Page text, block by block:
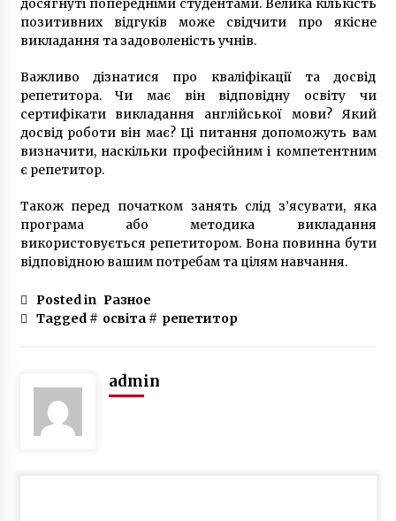
досягнуті попередніми студентами. Велика кількість
позитивних відгуків може свідчити про якісне
викладання та задоволеність учнів.
Важливо дізнатися про кваліфікації та досвід
репетитора. Чи має він відповідну освіту чи
сертифікати викладання англійської мови? Який
досвід роботи він має? Ці питання допоможуть вам
визначити, наскільки професійним і компетентним
є репетитор.
Також перед початком занять слід з’ясувати, яка
програма або методика викладання
використовується репетитором. Вона повинна бути
відповідною вашим потребам та цілям навчання.
Posted in Разное
Tagged # освіта# репетитор
admin